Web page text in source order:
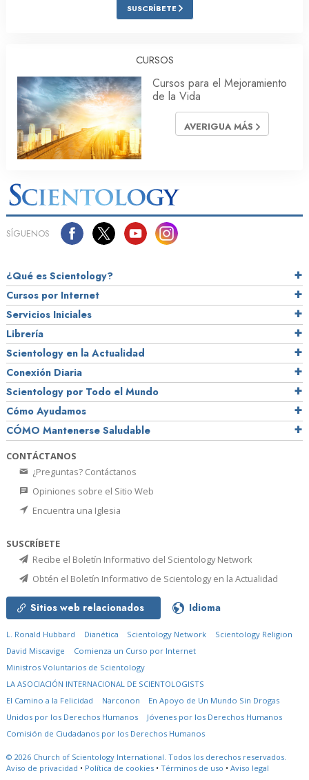
SUSCRÍBETE
CURSOS
Cursos para el Mejoramiento
de la Vida
AVERIGUA MÁS
SÍGUENOS
¿Qué es Scientology?
Cursos por Internet
Servicios Iniciales
Librería
Scientology en la Actualidad
Conexión Diaria
Scientology por Todo el Mundo
Cómo Ayudamos
CÓMO Mantenerse Saludable
CONTÁCTANOS
¿Preguntas? Contáctanos
Opiniones sobre el Sitio Web
Encuentra una Iglesia
SUSCRÍBETE
Recibe el Boletín Informativo del Scientology Network
Obtén el Boletín Informativo de Scientology en la Actualidad
Sitios web relacionados Idioma
L. Ronald Hubbard Dianética Scientology Network
Scientology Religion
David Miscavige
Comienza un Curso por Internet
Ministros Voluntarios de Scientology
LA ASOCIACIÓN INTERNACIONAL DE SCIENTOLOGISTS
El Camino a la Felicidad
Narconon
En Apoyo de Un Mundo Sin Drogas
Unidos por los Derechos Humanos
Jóvenes por los Derechos Humanos
Comisión de Ciudadanos por los Derechos Humanos
© 2026 Church of Scientology International. Todos los derechos reservados.
Aviso de privacidad • Política de cookies • Términos de uso • Aviso legal